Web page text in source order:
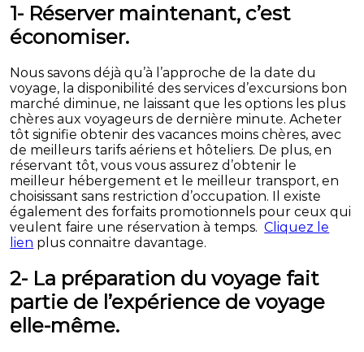
1- Réserver maintenant, c’est
économiser.
Nous savons déjà qu’à l’approche de la date du
voyage, la disponibilité des services d’excursions bon
marché diminue, ne laissant que les options les plus
chères aux voyageurs de dernière minute. Acheter
tôt signifie obtenir des vacances moins chères, avec
de meilleurs tarifs aériens et hôteliers. De plus, en
réservant tôt, vous vous assurez d’obtenir le
meilleur hébergement et le meilleur transport, en
choisissant sans restriction d’occupation. Il existe
également des forfaits promotionnels pour ceux qui
veulent faire une réservation à temps.Cliquez le
lien plus connaitre davantage.
2- La préparation du voyage fait
partie de l’expérience de voyage
elle-même.